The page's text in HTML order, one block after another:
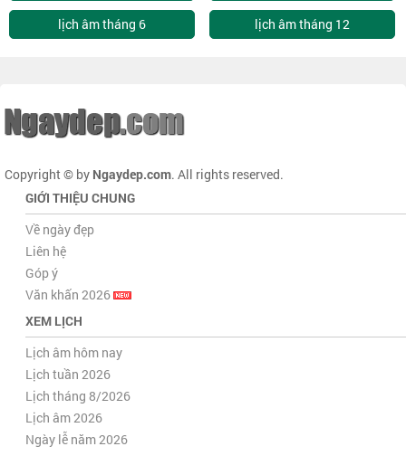
lịch âm tháng 6 lịch âm tháng 12
Copyright © by Ngaydep.com. All rights reserved.
GIỚI THIỆU CHUNG
Về ngày đẹp
Liên hệ
Góp ý
Văn khấn 2026
XEM LỊCH
Lịch âm hôm nay
Lịch tuần 2026
Lịch tháng 8/2026
Lịch âm 2026
Ngày lễ năm 2026